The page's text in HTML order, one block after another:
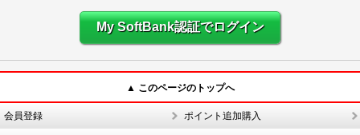
My SoftBank認証でログイン
▲ このページのトップへ
会員登録 ポイント追加購入